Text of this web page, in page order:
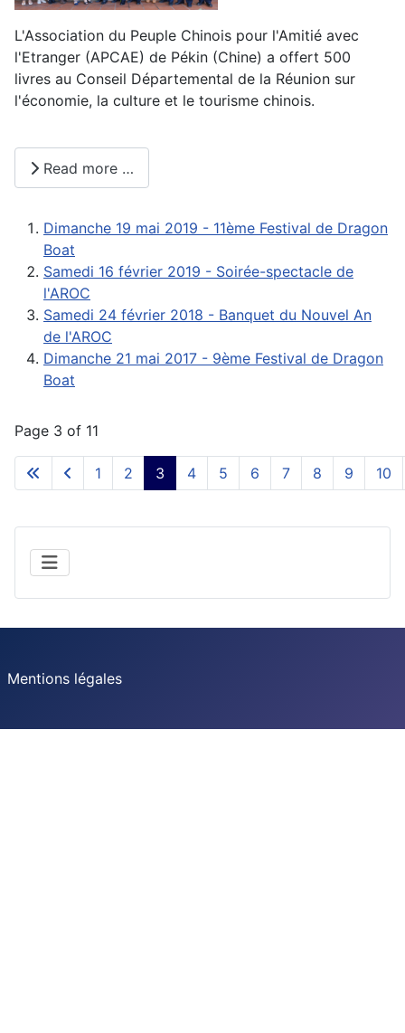
L'Association du Peuple Chinois pour l'Amitié avec
l'Etranger (APCAE) de Pékin (Chine) a offert 500
livres au Conseil Départemental de la Réunion sur
l'économie, la culture et le tourisme chinois.
Read more …
Dimanche 19 mai 2019 - 11ème Festival de Dragon
Boat
Samedi 16 février 2019 - Soirée-spectacle de
l'AROC
Samedi 24 février 2018 - Banquet du Nouvel An
de l'AROC
Dimanche 21 mai 2017 - 9ème Festival de Dragon
Boat
Page 3 of 11
1 2 3 4 5 6 7 8 9 10
Mentions légales